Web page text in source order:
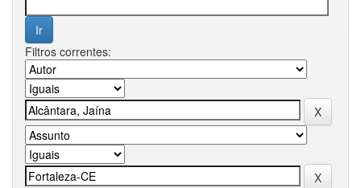
Filtros correntes: